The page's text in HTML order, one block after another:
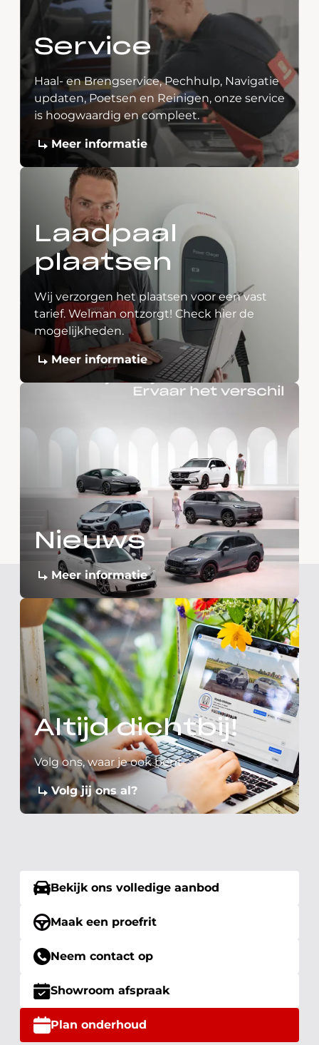
Service
Haal- en Brengservice, Pechhulp, Navigatie
updaten, Poetsen en Reinigen, onze service
is hoogwaardig en compleet.
Meer informatie
Laadpaal
plaatsen
Wij verzorgen het plaatsen voor een vast
tarief. Welman ontzorgt! Check hier de
mogelijkheden.
Meer informatie
Nieuws
Meer informatie
Altijd dichtbij!
Volg ons, waar je ook bent
Volg jij ons al?
Bekijk ons volledige aanbod
Maak een proefrit
Neem contact op
Showroom afspraak
Plan onderhoud